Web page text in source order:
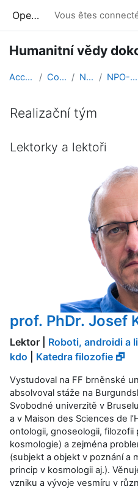
OpenMoodle Vous êtes
Humanitní vědy
Accueil Cours NPO NPO-HVD
Realizační tým
Lektorky a lektoři
prof. PhDr. Josef
Lektor | Roboti, androidi a
kdo
Katedra filozofie 🗗
Vystudoval na FF brněnské
absolvoval stáže na
Svobodné univerzitě v
a v Maison des Sciences de
ontologii, gnoseologii, filozofii
kosmologie) a zejména
(subjekt a objekt v poznání a
princip v kosmologii aj.).
vzniku a vývoje vesmíru v